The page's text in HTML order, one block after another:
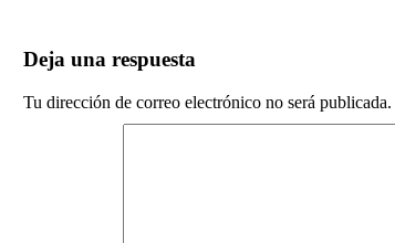
Deja una respuesta
Tu dirección de correo electrónico no será publicada.